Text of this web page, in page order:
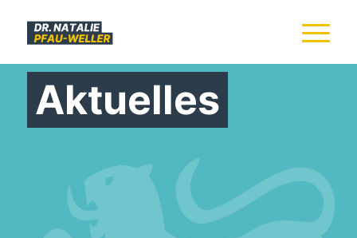
Aktuelles